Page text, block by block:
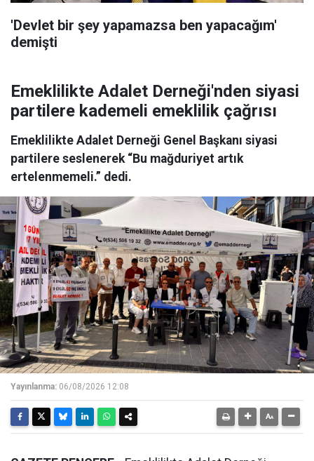
'Devlet bir şey yapamazsa ben yapacağım'
demişti
Emeklilikte Adalet Derneği'nden siyasi
partilere kademeli emeklilik çağrısı
Emeklilikte Adalet Derneği Genel Başkanı siyasi
partilere seslenerek “Bu mağduriyet artık
ertelenmemeli.” dedi.
Yayınlanma: 06/08/2026 12:08